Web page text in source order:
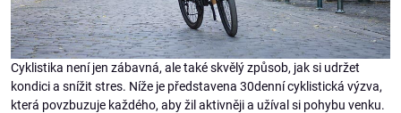
Cyklistika není jen zábavná, ale také skvělý způsob, jak si udržet
kondici a snížit stres. Níže je představena 30denní cyklistická výzva,
která povzbuzuje každého, aby žil aktivněji a užíval si pohybu venku.